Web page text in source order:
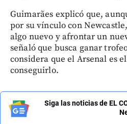
Guimarães explicó que,
por su vínculo con
algo nuevo y afrontar un
señaló que busca ganar
considera que el Arsenal es
conseguirlo.
Siga las noticias de EL